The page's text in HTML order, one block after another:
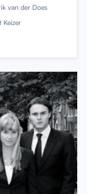
van der Does
Keizer